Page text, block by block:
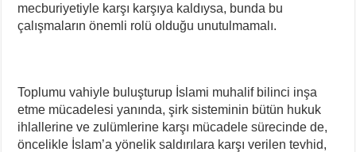
mecburiyetiyle karşı karşıya kaldıysa, bunda bu
çalışmaların önemli rolü olduğu unutulmamalı.
Toplumu vahiyle buluşturup İslami muhalif bilinci inşa
etme mücadelesi yanında, şirk sisteminin bütün hukuk
ihlallerine ve zulümlerine karşı mücadele sürecinde de,
öncelikle İslam’a yönelik saldırılara karşı verilen tevhid,